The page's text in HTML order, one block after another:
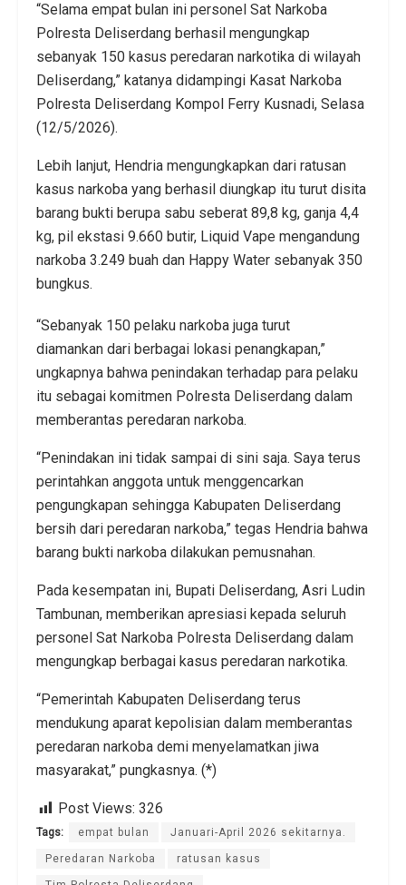
“Selama empat bulan ini personel Sat Narkoba
Polresta Deliserdang berhasil mengungkap
sebanyak 150 kasus peredaran narkotika di wilayah
Deliserdang,” katanya didampingi Kasat Narkoba
Polresta Deliserdang Kompol Ferry Kusnadi, Selasa
(12/5/2026).
Lebih lanjut, Hendria mengungkapkan dari ratusan
kasus narkoba yang berhasil diungkap itu turut disita
barang bukti berupa sabu seberat 89,8 kg, ganja 4,4
kg, pil ekstasi 9.660 butir, Liquid Vape mengandung
narkoba 3.249 buah dan Happy Water sebanyak 350
bungkus.
“Sebanyak 150 pelaku narkoba juga turut
diamankan dari berbagai lokasi penangkapan,”
ungkapnya bahwa penindakan terhadap para pelaku
itu sebagai komitmen Polresta Deliserdang dalam
memberantas peredaran narkoba.
“Penindakan ini tidak sampai di sini saja. Saya terus
perintahkan anggota untuk menggencarkan
pengungkapan sehingga Kabupaten Deliserdang
bersih dari peredaran narkoba,” tegas Hendria bahwa
barang bukti narkoba dilakukan pemusnahan.
Pada kesempatan ini, Bupati Deliserdang, Asri Ludin
Tambunan, memberikan apresiasi kepada seluruh
personel Sat Narkoba Polresta Deliserdang dalam
mengungkap berbagai kasus peredaran narkotika.
“Pemerintah Kabupaten Deliserdang terus
mendukung aparat kepolisian dalam memberantas
peredaran narkoba demi menyelamatkan jiwa
masyarakat,” pungkasnya. (*)
Post Views: 326
Tags: empat bulan Januari-April 2026 sekitarnya.
Peredaran Narkoba ratusan kasus